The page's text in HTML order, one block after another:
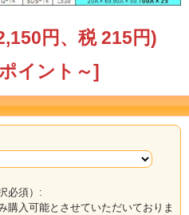
います。円、税 215円)
イント～]
必須）:
購入可能とさせていただいておりま